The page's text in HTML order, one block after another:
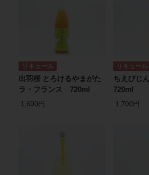
リキュール
出羽桜 とろけるやまがた
ラ・フランス 720ml
1,600円
リキュール
ちえびじ
720ml
1,700円